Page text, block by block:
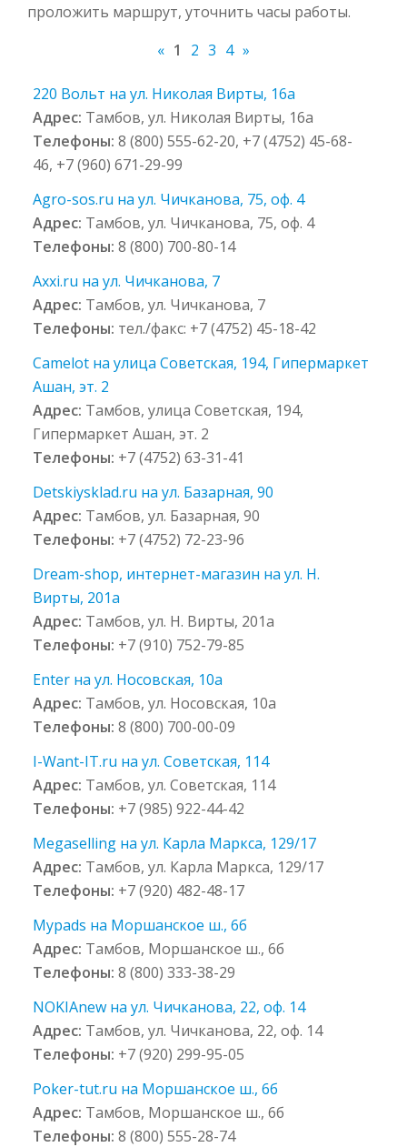
проложить маршрут, уточнить часы работы.
« 1 2 3 4 »
220 Вольт на ул. Николая Вирты, 16а
Адрес: Тамбов, ул. Николая Вирты, 16а
Телефоны:8 (800) 555-62-20, +7 (4752) 45-68-
46, +7 (960) 671-29-99
Agro-sos.ru на ул. Чичканова, 75, оф. 4
Адрес: Тамбов, ул. Чичканова, 75, оф. 4
Телефоны:8 (800) 700-80-14
Axxi.ru на ул. Чичканова, 7
Адрес: Тамбов, ул. Чичканова, 7
Телефоны: тел./факс: +7 (4752) 45-18-42
Camelot на улица Советская, 194, Гипермаркет
Ашан, эт. 2
Адрес: Тамбов, улица Советская, 194,
Гипермаркет Ашан, эт. 2
Телефоны: +7 (4752) 63-31-41
Detskiysklad.ru на ул. Базарная, 90
Адрес: Тамбов, ул. Базарная, 90
Телефоны: +7 (4752) 72-23-96
Dream-shop, интернет-магазин на ул. Н.
Вирты, 201а
Адрес: Тамбов, ул. Н. Вирты, 201а
Телефоны: +7 (910) 752-79-85
Enter на ул. Носовская, 10а
Адрес: Тамбов, ул. Носовская, 10а
Телефоны:8 (800) 700-00-09
I-Want-IT.ru на ул. Советская, 114
Адрес: Тамбов, ул. Советская, 114
Телефоны: +7 (985) 922-44-42
Megaselling на ул. Карла Маркса, 129/17
Адрес: Тамбов, ул. Карла Маркса, 129/17
Телефоны: +7 (920) 482-48-17
Mypads на Моршанское ш., 6б
Адрес: Тамбов, Моршанское ш., 6б
Телефоны:8 (800) 333-38-29
NOKIAnew на ул. Чичканова, 22, оф. 14
Адрес: Тамбов, ул. Чичканова, 22, оф. 14
Телефоны: +7 (920) 299-95-05
Poker-tut.ru на Моршанское ш., 6б
Адрес: Тамбов, Моршанское ш., 6б
Телефоны:8 (800) 555-28-74